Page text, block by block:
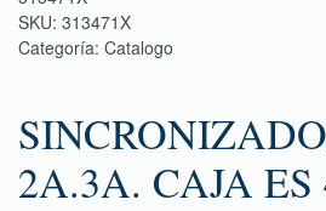
SKU: 313471X
Categoría: Catalogo
2A.3A. CAJA ES